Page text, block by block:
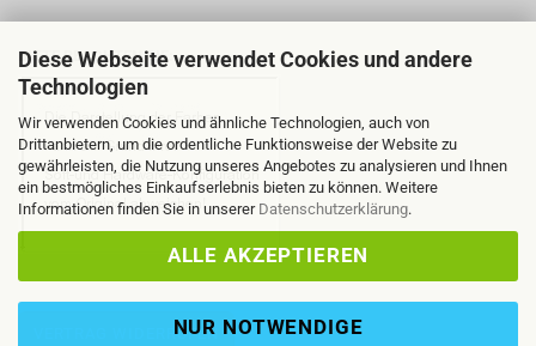
Diese Webseite verwendet Cookies und andere
Technologien
Wir verwenden Cookies und ähnliche Technologien, auch von
Drittanbietern, um die ordentliche Funktionsweise der Website zu
gewährleisten, die Nutzung unseres Angebotes zu analysieren und Ihnen
ein bestmögliches Einkaufserlebnis bieten zu können. Weitere
Informationen finden Sie in unserer Datenschutzerklärung.
ALLE AKZEPTIEREN
NUR NOTWENDIGE
BITTE BEACHTEN SIE:
VERTRAG WIDERRUFEN